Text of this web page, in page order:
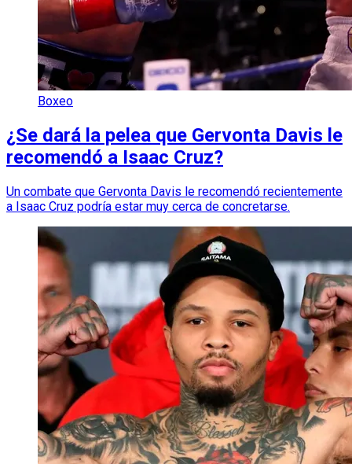
Boxeo
¿Se dará la pelea que Gervonta Davis le
recomendó a Isaac Cruz?
Un combate que Gervonta Davis le recomendó recientemente
a Isaac Cruz podría estar muy cerca de concretarse.